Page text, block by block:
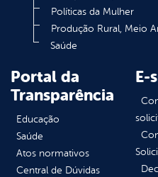
Políticas da Mulher
Produção Rural, Meio
Saúde
Portal da
Transparência
Educação
Saúde
Atos normativos
Central de Dúvidas
E-